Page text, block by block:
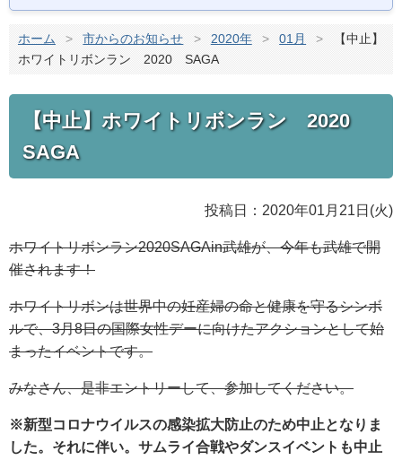
ホーム > 市からのお知らせ > 2020年 > 01月 >
【中止】
ホワイトリボンラン 2020 SAGA
【中止】ホワイトリボンラン 2020
SAGA
投稿日：2020年01月21日(火)
ホワイトリボンラン2020SAGAin武雄が、今年も武雄で開
催されます！
ホワイトリボンは世界中の妊産婦の命と健康を守るシンボ
ルで、3月8日の国際女性デーに向けたアクションとして始
まったイベントです。
みなさん、是非エントリーして、参加してください。
※新型コロナウイルスの感染拡大防止のため中止となりま
した。それに伴い。サムライ合戦やダンスイベントも中止